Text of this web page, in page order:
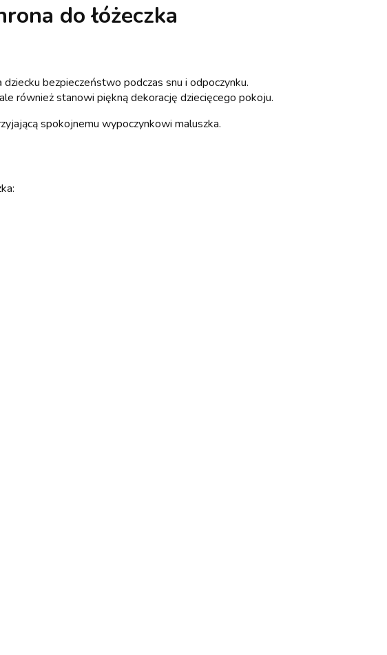
do łóżeczka
bezpieczeństwo podczas snu i odpoczynku.
również stanowi piękną dekorację dziecięcego pokoju.
spokojnemu wypoczynkowi maluszka.